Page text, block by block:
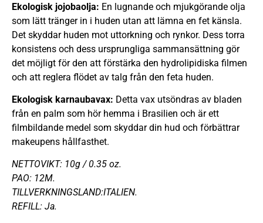
Ekologisk jojobaolja: En lugnande och mjukgörande olja
som lätt tränger in i huden utan att lämna en fet känsla.
Det skyddar huden mot uttorkning och rynkor. Dess torra
konsistens och dess ursprungliga sammansättning gör
det möjligt för den att förstärka den hydrolipidiska filmen
och att reglera flödet av talg från den feta huden.
Ekologisk karnaubavax: Detta vax utsöndras av bladen
från en palm som hör hemma i Brasilien och är ett
filmbildande medel som skyddar din hud och förbättrar
makeupens hållfasthet.
NETTOVIKT: 10g / 0.35 oz.
PAO: 12M.
TILLVERKNINGSLAND:ITALIEN.
REFILL: Ja.